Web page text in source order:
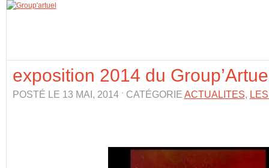
exposition 2014 du
POSTÉ LE 13 MAI, 2014 ˑ CATÉGORIE ACTUALITES,